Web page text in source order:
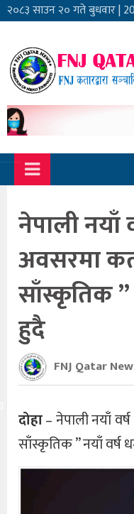
२०८३ साउन २० गते बुधवार|
नेपाली नयाँ
अवसरमा
साँस्कृतिक ”
हुदै
FNJ Qatar
दोहा– नेपाली नयाँ
साँस्कृतिक ” नयाँ वर्ष